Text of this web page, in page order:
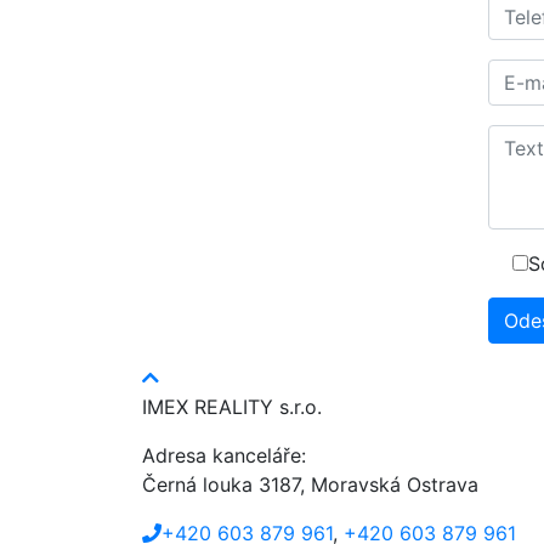
IMEX REALITY s.r.o.
Adresa kanceláře:
Černá louka 3187, Moravská Ostrava
+420 603 879 961, +420 603 879 961